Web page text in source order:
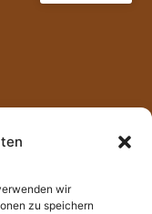
wir
zu speichern